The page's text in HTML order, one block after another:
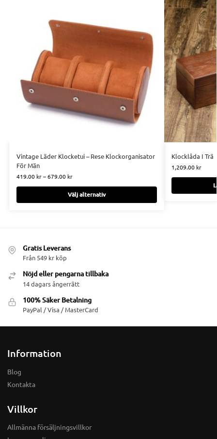
Vintage Läder Klocketui – Rese Klockorganisator
För Män
419.00 kr – 679.00 kr
Välj alternativ
Klocklåda I Trä
1,209.00 kr
Gratis Leverans
Från 549 kr köp
Nöjd eller pengarna tillbaka
14 dagars ångerrätt
100% Säker Betalning
PayPal / Visa / MasterCard
Information
Blog
Kontakta
Villkor
Allmänna försäljningsvillkor